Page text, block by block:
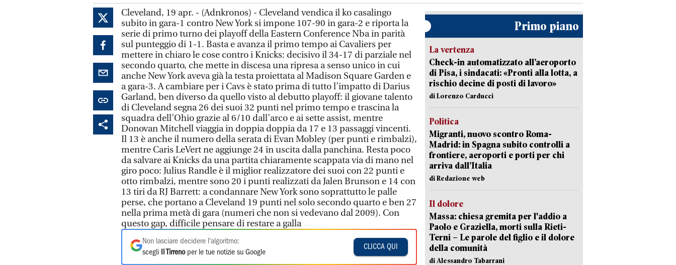
Cleveland, 19 apr. - (Adnkronos) - Cleveland vendica il ko casalingo
subito in gara-1 contro New York si impone 107-90 in gara-2 e riporta la
serie di primo turno dei playoff della Eastern Conference Nba in parità
sul punteggio di 1-1. Basta e avanza il primo tempo ai Cavaliers per
mettere in chiaro le cose contro i Knicks: decisivo il 34-17 di parziale nel
secondo quarto, che mette in discesa una ripresa a senso unico in cui
anche New York aveva già la testa proiettata al Madison Square Garden e
a gara-3. A cambiare per i Cavs è stato prima di tutto l’impatto di Darius
Garland, ben diverso da quello visto al debutto playoff: il giovane talento
di Cleveland segna 26 dei suoi 32 punti nel primo tempo e trascina la
squadra dell’Ohio grazie al 6/10 dall’arco e ai sette assist, mentre
Donovan Mitchell viaggia in doppia doppia da 17 e 13 passaggi vincenti.
Il 13 è anche il numero della serata di Evan Mobley (per punti e rimbalzi),
mentre Caris LeVert ne aggiunge 24 in uscita dalla panchina. Resta poco
da salvare ai Knicks da una partita chiaramente scappata via di mano nel
giro poco: Julius Randle è il miglior realizzatore dei suoi con 22 punti e
otto rimbalzi, mentre sono 20 i punti realizzati da Jalen Brunson e 14 con
13 tiri da RJ Barrett: a condannare New York sono soprattutto le palle
perse, che portano a Cleveland 19 punti nel solo secondo quarto e ben 27
nella prima metà di gara (numeri che non si vedevano dal 2009). Con
questo gap, difficile pensare di restare a galla
Non lasciare decidere l'algoritmo:
scegli
Il Tirrenoper le tue notizie su Google
CLICCA QUI
Primo piano
La vertenza
Check-in automatizzato all’aeroporto
di Pisa, i sindacati: «Pronti alla lotta, a
rischio decine di posti di lavoro»
di Lorenzo Carducci
Politica
Migranti, nuovo scontro Roma-
Madrid: in Spagna subito controlli a
frontiere, aeroporti e porti per chi
arriva dall’Italia
di Redazione web
Il dolore
Massa: chiesa gremita per l'addio a
Paolo e Graziella, morti sulla Rieti-
Terni – Le parole del figlio e il dolore
della comunità
di Alessandro Tabarrani